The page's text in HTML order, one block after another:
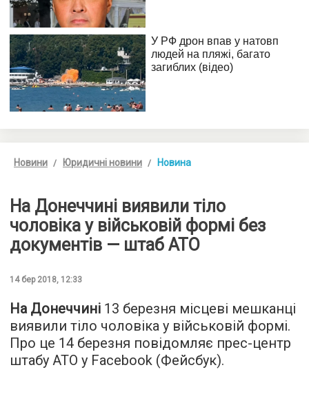
Новини Юридичні новини Новина
На Донеччині виявили тіло
чоловіка у військовій формі без
документів — штаб АТО
14 бер 2018, 12:33
На Донеччині 13 березня місцеві мешканці
виявили тіло чоловіка у військовій формі.
Про це 14 березня повідомляє прес-центр
штабу АТО у Facebook (Фейсбук).